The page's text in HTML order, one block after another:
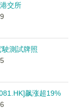
交所
測試牌照
飙涨超19%